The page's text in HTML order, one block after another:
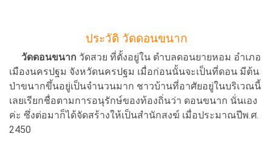
ประวัติ วัดดอนขนาก
วัดดอนขนาก วัดสวย ที่ตั้งอยู่ใน ตำบลดอนยายหอม อำเภอ
เมืองนครปฐม จังหวัดนครปฐม เมื่อก่อนนั้นจะเป็นที่ดอน มีต้น
ป่าขนากขึ้นอยู่เป็นจำนวนมาก ชาวบ้านที่อาศัยอยู่ในบริเวณนี้
เลยเรียกชื่อตามการอนุรักษ์ของท้องถิ่นว่า ดอนขนาก นั่นเอง
ค่ะ ซึ่งต่อมาก็ได้จัดสร้างให้เป็นสำนักสงฆ์ เมื่อประมาณปีพ.ศ.
2450